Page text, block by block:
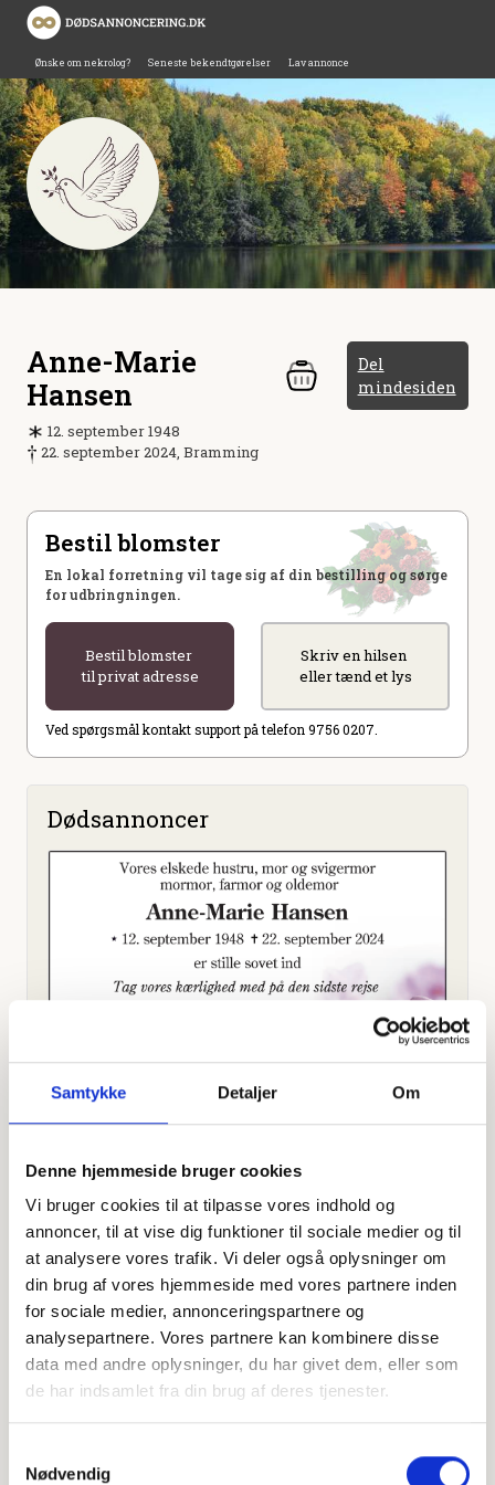
Samtykke Detaljer Om
Denne hjemmeside bruger cookies
Vi bruger cookies til at tilpasse vores indhold og
annoncer, til at vise dig funktioner til sociale medier og til
at analysere vores trafik. Vi deler også oplysninger om
din brug af vores hjemmeside med vores partnere inden
for sociale medier, annonceringspartnere og
analysepartnere. Vores partnere kan kombinere disse
data med andre oplysninger, du har givet dem, eller som
de har indsamlet fra din brug af deres tjenester.
Nødvendig
Ønske om nekrolog? Seneste bekendtgørelser Lav annonce
Anne-Marie
Hansen
Del
mindesiden
12. september 1948
22. september 2024, Bramming
Bestil blomster
En lokal forretning vil tage sig af din bestilling og sørge
for udbringningen.
Bestil blomster
til privat adresse
Skriv en hilsen
eller tænd et lys
Ved spørgsmål kontakt support på telefon 9756 0207.
Dødsannoncer
Offentligtgjort i Dødsannonce til mindeside d. 23.
september 2024
Højtideligheden
Tirsdagd. 1. oktober 2024 kl. 13.00